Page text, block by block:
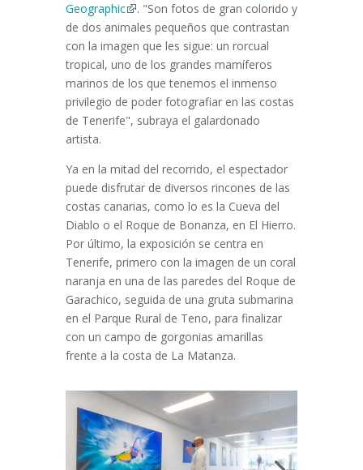
Geographic
. "Son fotos de gran colorido y
de dos animales pequeños que contrastan
con la imagen que les sigue: un rorcual
tropical, uno de los grandes mamíferos
marinos de los que tenemos el inmenso
privilegio de poder fotografiar en las costas
de Tenerife", subraya el galardonado
artista.
Ya en la mitad del recorrido, el espectador
puede disfrutar de diversos rincones de las
costas canarias, como lo es la Cueva del
Diablo o el Roque de Bonanza, en El Hierro.
Por último, la exposición se centra en
Tenerife, primero con la imagen de un coral
naranja en una de las paredes del Roque de
Garachico, seguida de una gruta submarina
en el Parque Rural de Teno, para finalizar
con un campo de gorgonias amarillas
frente a la costa de La Matanza.